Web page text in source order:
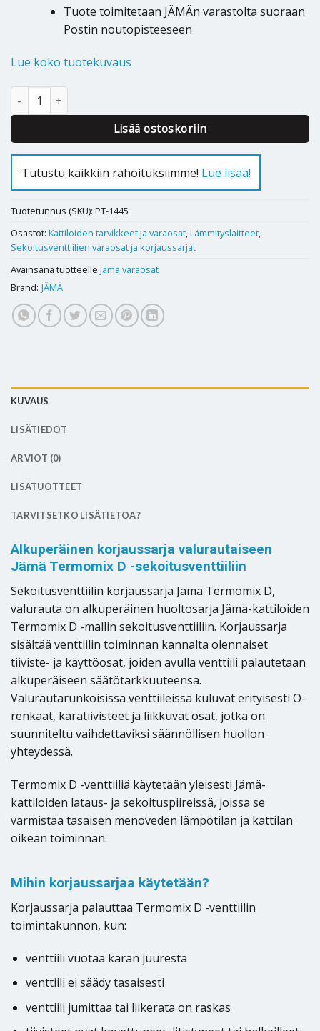
Tuote toimitetaan JÄMÄn varastolta suoraan
Postin noutopisteeseen
Lue koko tuotekuvaus
Sekoitusventtiilin korjaussarja Jämä Termomix D, valurauta määrä
Lisää ostoskoriin
Tutustu kaikkiin rahoituksiimme! Lue lisää!
Tuotetunnus (SKU): PT-1445
Osastot: Kattiloiden tarvikkeet ja varaosat,Lämmityslaitteet,
Sekoitusventtiilien varaosat ja korjaussarjat
Avainsana tuotteelle Jämä varaosat
Brand: JÄMÄ
KUVAUS
LISÄTIEDOT
ARVIOT (0)
LISÄTUOTTEET
TARVITSETKO LISÄTIETOA?
Alkuperäinen korjaussarja valurautaiseen
Jämä Termomix D -sekoitusventtiiliin
Sekoitusventtiilin korjaussarja Jämä Termomix D,
valurauta on alkuperäinen huoltosarja Jämä-kattiloiden
Termomix D -mallin sekoitusventtiiliin. Korjaussarja
sisältää venttiilin toiminnan kannalta olennaiset
tiiviste- ja käyttöosat, joiden avulla venttiili palautetaan
alkuperäiseen säätötarkkuuteensa.
Valurautarunkoisissa venttiileissä kuluvat erityisesti O-
renkaat, karatiivisteet ja liikkuvat osat, jotka on
suunniteltu vaihdettaviksi säännöllisen huollon
yhteydessä.
Termomix D -venttiiliä käytetään yleisesti Jämä-
kattiloiden lataus- ja sekoituspiireissä, joissa se
varmistaa tasaisen menoveden lämpötilan ja kattilan
oikean toiminnan.
Mihin korjaussarjaa käytetään?
Korjaussarja palauttaa Termomix D -venttiilin
toimintakunnon, kun:
venttiili vuotaa karan juuresta
venttiili ei säädy tasaisesti
venttiili jumittaa tai liikerata on raskas